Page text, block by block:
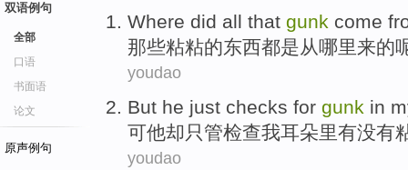
双语例句
全部
口语
书面语
论文
原声例句
Where did all that gunk come
那些粘粘的东西都是从哪里来的
youdao
But he just checks for gunk in
可他却 只管检查我耳朵里有没有
youdao